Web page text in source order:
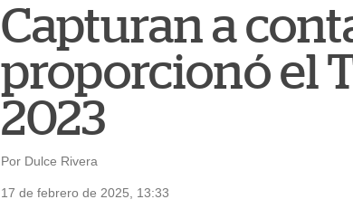
Capturan a
proporcionó el
2023
Por Dulce Rivera
17 de febrero de 2025, 13:33